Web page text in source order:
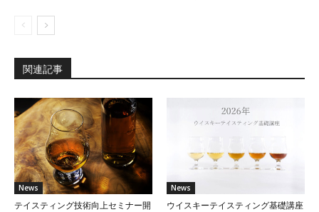
関連記事
News
テイスティング技術向上セミナー開
News
ウイスキーテイスティング基礎講座